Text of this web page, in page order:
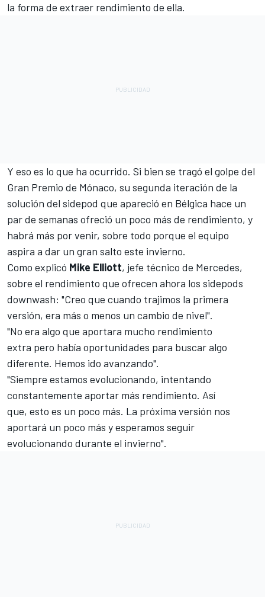
la forma de extraer rendimiento de ella.
Y eso es lo que ha ocurrido. Si bien se tragó el golpe del
Gran Premio de Mónaco, su segunda iteración de la
solución del sidepod que apareció en Bélgica hace un
par de semanas ofreció un poco más de rendimiento, y
habrá más por venir, sobre todo porque el equipo
aspira a dar un gran salto este invierno.
Como explicó Mike Elliott, jefe técnico de Mercedes,
sobre el rendimiento que ofrecen ahora los sidepods
downwash: "Creo que cuando trajimos la primera
versión, era más o menos un cambio de nivel".
"No era algo que aportara mucho rendimiento
extra pero había oportunidades para buscar algo
diferente. Hemos ido avanzando".
"Siempre estamos evolucionando, intentando
constantemente aportar más rendimiento. Así
que, esto es un poco más. La próxima versión nos
aportará un poco más y esperamos seguir
evolucionando durante el invierno".